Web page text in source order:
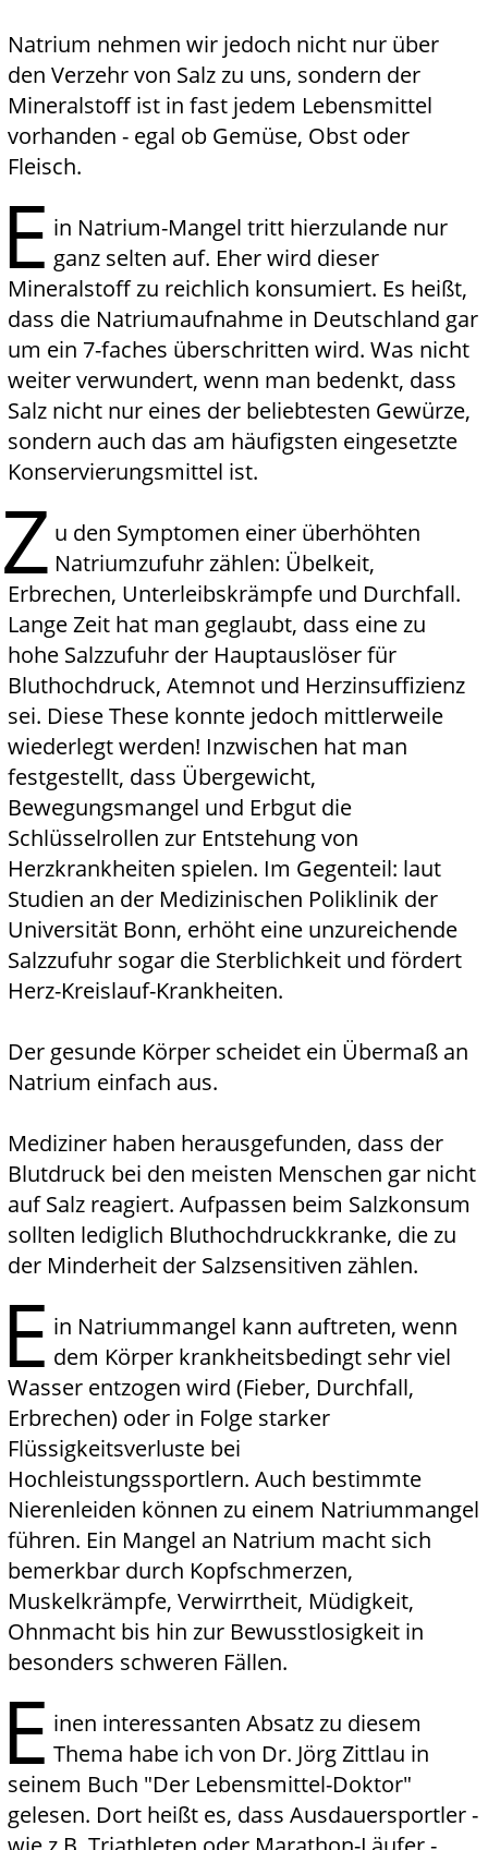
Natrium nehmen wir jedoch nicht nur über
den Verzehr von Salz zu uns, sondern der
Mineralstoff ist in fast jedem Lebensmittel
vorhanden - egal ob Gemüse, Obst oder
Fleisch.
E in Natrium-Mangel tritt hierzulande nur
ganz selten auf. Eher wird dieser
Mineralstoff zu reichlich konsumiert. Es heißt,
dass die Natriumaufnahme in Deutschland gar
um ein 7-faches überschritten wird. Was nicht
weiter verwundert, wenn man bedenkt, dass
Salz nicht nur eines der beliebtesten Gewürze,
sondern auch das am häufigsten eingesetzte
Konservierungsmittel ist.
Z u den Symptomen einer überhöhten
Natriumzufuhr zählen: Übelkeit,
Erbrechen, Unterleibskrämpfe und Durchfall.
Lange Zeit hat man geglaubt, dass eine zu
hohe Salzzufuhr der Hauptauslöser für
Bluthochdruck, Atemnot und Herzinsuffizienz
sei. Diese These konnte jedoch mittlerweile
wiederlegt werden! Inzwischen hat man
festgestellt, dass Übergewicht,
Bewegungsmangel und Erbgut die
Schlüsselrollen zur Entstehung von
Herzkrankheiten spielen. Im Gegenteil: laut
Studien an der Medizinischen Poliklinik der
Universität Bonn, erhöht eine unzureichende
Salzzufuhr sogar die Sterblichkeit und fördert
Herz-Kreislauf-Krankheiten.
Der gesunde Körper scheidet ein Übermaß an
Natrium einfach aus.
Mediziner haben herausgefunden, dass der
Blutdruck bei den meisten Menschen gar nicht
auf Salz reagiert. Aufpassen beim Salzkonsum
sollten lediglich Bluthochdruckkranke, die zu
der Minderheit der Salzsensitiven zählen.
E in Natriummangel kann auftreten, wenn
dem Körper krankheitsbedingt sehr viel
Wasser entzogen wird (Fieber, Durchfall,
Erbrechen) oder in Folge starker
Flüssigkeitsverluste bei
Hochleistungssportlern. Auch bestimmte
Nierenleiden können zu einem Natriummangel
führen. Ein Mangel an Natrium macht sich
bemerkbar durch Kopfschmerzen,
Muskelkrämpfe, Verwirrtheit, Müdigkeit,
Ohnmacht bis hin zur Bewusstlosigkeit in
besonders schweren Fällen.
E inen interessanten Absatz zu diesem
Thema habe ich von Dr. Jörg Zittlau in
seinem Buch "Der Lebensmittel-Doktor"
gelesen. Dort heißt es, dass Ausdauersportler -